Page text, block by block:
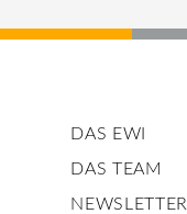
DAS EWI
DAS TEAM
NEWSLETTER